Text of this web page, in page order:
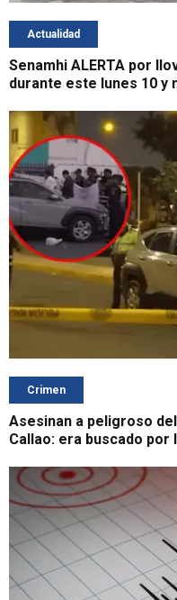
Actualidad
Senamhi ALERTA por
durante este lunes 10 y
Crimen
Asesinan a peligroso
Callao: era buscado por